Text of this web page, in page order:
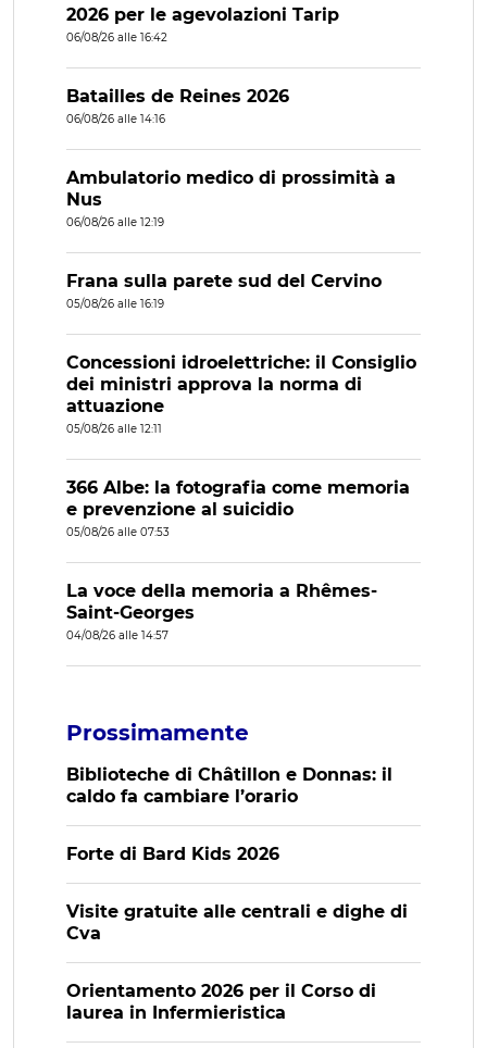
2026 per le agevolazioni Tarip
06/08/26 alle 16:42
Batailles de Reines 2026
06/08/26 alle 14:16
Ambulatorio medico di prossimità a
Nus
06/08/26 alle 12:19
Frana sulla parete sud del Cervino
05/08/26 alle 16:19
Concessioni idroelettriche: il Consiglio
dei ministri approva la norma di
attuazione
05/08/26 alle 12:11
366 Albe: la fotografia come memoria
e prevenzione al suicidio
05/08/26 alle 07:53
La voce della memoria a Rhêmes-
Saint-Georges
04/08/26 alle 14:57
Prossimamente
Biblioteche di Châtillon e Donnas: il
caldo fa cambiare l’orario
Forte di Bard Kids 2026
Visite gratuite alle centrali e dighe di
Cva
Orientamento 2026 per il Corso di
laurea in Infermieristica